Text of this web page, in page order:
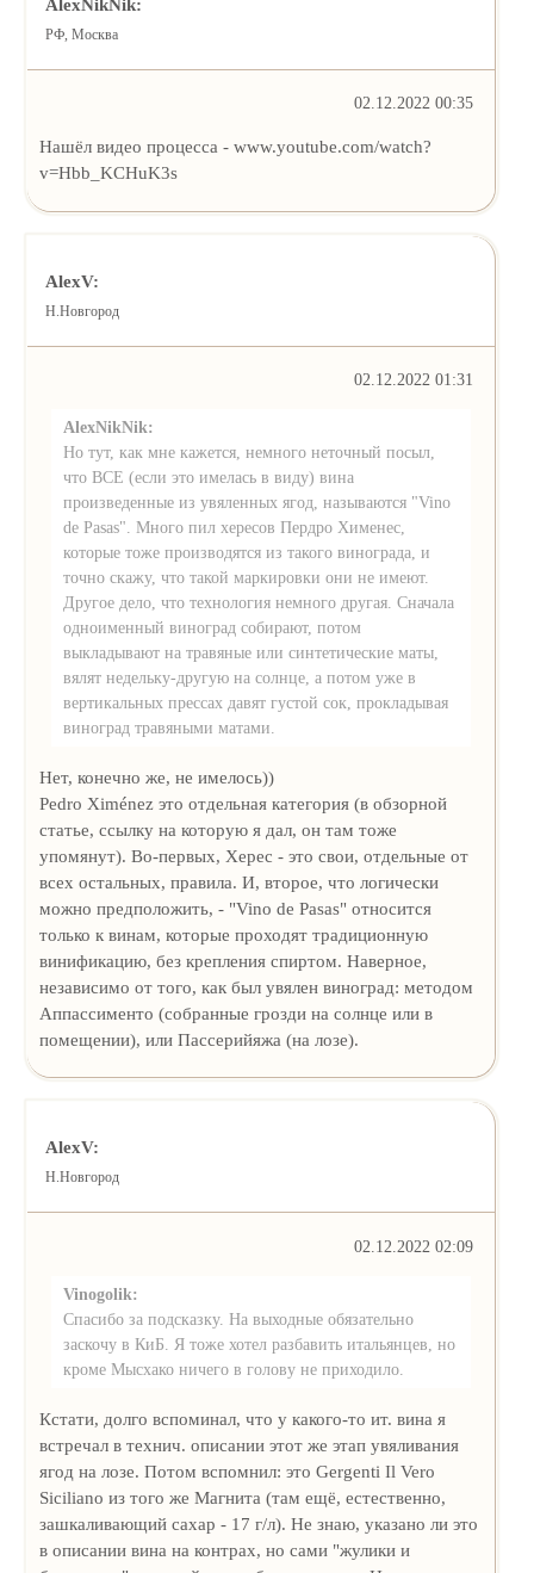
РФ, Москва
02.12.2022 00:35
Нашёл видео процесса - www.youtube.com/watch?
v=Hbb_KCHuK3s
AlexV:
Н.Новгород
02.12.2022 01:31
AlexNikNik:
Но тут, как мне кажется, немного неточный посыл,
что ВСЕ (если это имелась в виду) вина
произведенные из увяленных ягод, называются "Vino
de Pasas". Много пил хересов Пердро Хименес,
которые тоже производятся из такого винограда, и
точно скажу, что такой маркировки они не имеют.
Другое дело, что технология немного другая. Сначала
одноименный виноград собирают, потом
выкладывают на травяные или синтетические маты,
вялят недельку-другую на солнце, а потом уже в
вертикальных прессах давят густой сок, прокладывая
виноград травяными матами.
Нет, конечно же, не имелось))
Pedro Ximénez это отдельная категория (в обзорной
статье, ссылку на которую я дал, он там тоже
упомянут). Во-первых, Херес - это свои, отдельные от
всех остальных, правила. И, второе, что логически
можно предположить, - "Vino de Pasas" относится
только к винам, которые проходят традиционную
винификацию, без крепления спиртом. Наверное,
независимо от того, как был увялен виноград: методом
Аппассименто (собранные грозди на солнце или в
помещении), или Пассерийяжа (на лозе).
AlexV:
Н.Новгород
02.12.2022 02:09
Vinogolik:
Спасибо за подсказку. На выходные обязательно
заскочу в КиБ. Я тоже хотел разбавить итальянцев, но
кроме Мысхако ничего в голову не приходило.
Кстати, долго вспоминал, что у какого-то ит. вина я
встречал в технич. описании этот же этап увяливания
ягод на лозе. Потом вспомнил: это Gergenti Il Vero
Siciliano из того же Магнита (там ещё, естественно,
зашкаливающий сахар - 17 г/л). Не знаю, указано ли это
в описании вина на контрах, но сами "жулики и